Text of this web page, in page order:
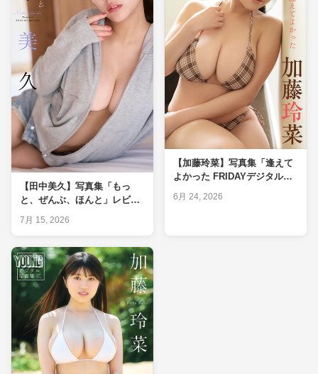
【田中美久】写真集「もっ
と、ぜんぶ、ほんと」レビュ
7月 15, 2026
【加藤玲菜】写真集「逢えて
よかった FRIDAYデジタル写
し爆乳◎・脚◎を実測判定
6月 24, 2026